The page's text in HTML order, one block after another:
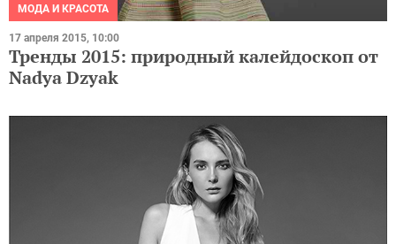
МОДА И КРАСОТА
17 апреля 2015, 10:00
Тренды 2015: природный калейдоскоп от
Nadya Dzyak